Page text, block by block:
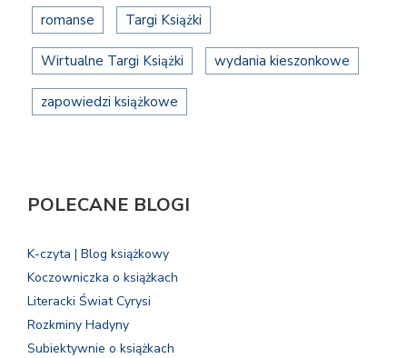
romanse Targi Książki
Wirtualne Targi Książki wydania kieszonkowe
zapowiedzi książkowe
POLECANE BLOGI
K-czyta | Blog książkowy
Koczowniczka o książkach
Literacki Świat Cyrysi
Rozkminy Hadyny
Subiektywnie o książkach